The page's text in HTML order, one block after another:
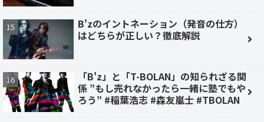
B'zのイントネーション（発音の仕方）
はどちらが正しい？徹底解説
「B'z」と「T-BOLAN」の知られざる関
係 ”もし売れなかったら一緒に塾でもや
ろう” #稲葉浩志 #森友嵐士 #TBOLAN